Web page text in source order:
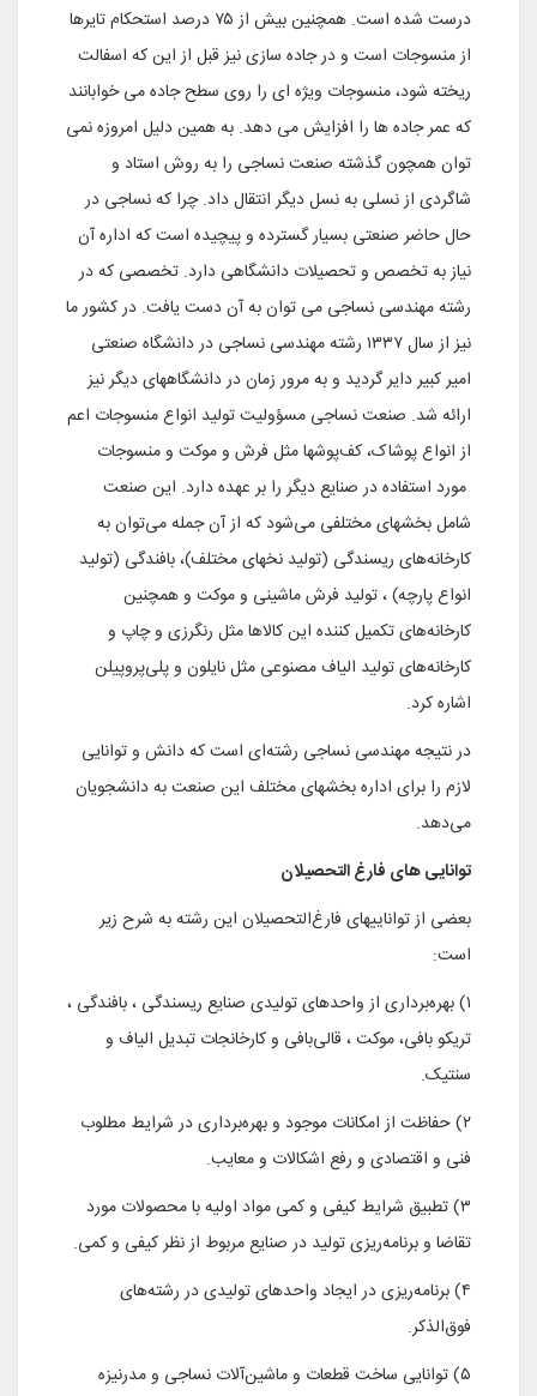
درست شده است. همچنین بیش از ۷۵ درصد استحکام تایرها
از منسوجات است و در جاده سازی نیز قبل از این که اسفالت
ریخته شود، منسوجات ویژه ای را روی سطح جاده می خوابانند
که عمر جاده ها را افزایش می دهد. به همین دلیل امروزه نمی
توان همچون گذشته صنعت نساجی را به روش استاد و
شاگردی از نسلی به نسل دیگر انتقال داد. چرا که نساجی در
حال حاضر صنعتی بسیار گسترده و پیچیده است که اداره آن
نیاز به تخصص و تحصیلات دانشگاهی دارد. تخصصی که در
رشته مهندسی نساجی می توان به آن دست یافت. در کشور ما
نیز از سال ۱۳۳۷ رشته مهندسی نساجی در دانشگاه صنعتی
امیر کبیر دایر گردید و به مرور زمان در دانشگاههای دیگر نیز
ارائه شد. صنعت نساجی مسؤولیت تولید انواع منسوجات اعم
از انواع پوشاک، کف‌پوشها مثل فرش و موکت و منسوجات
مورد استفاده در صنایع دیگر را بر عهده دارد. این صنعت
شامل بخشهای مختلفی می‌شود که از آن جمله می‌توان به
کارخانه‌های ریسندگی (تولید نخهای مختلف)، بافندگی (تولید
انواع پارچه) ، تولید فرش ماشینی و موکت و همچنین
کارخانه‌های تکمیل کننده این کالاها مثل رنگرزی و چاپ و
کارخانه‌های تولید الیاف مصنوعی مثل نایلون و پلی‌پروپیلن
اشاره کرد.
در نتیجه مهندسی نساجی رشته‌ای است که دانش و توانایی
لازم را برای اداره بخشهای مختلف این صنعت به دانشجویان
می‌دهد.
توانایی های فارغ التحصیلان
بعضی از تواناییهای فارغ‌التحصیلان این رشته به شرح زیر
است:
۱) بهره‌برداری از واحدهای تولیدی صنایع ریسندگی ، بافندگی ،
تریکو بافی، موکت ، قالی‌بافی و کارخانجات تبدیل الیاف و
سنتیک.
۲) حفاظت از امکانات موجود و بهره‌برداری در شرایط مطلوب
فنی و اقتصادی و رفع اشکالات و معایب.
۳) تطبیق شرایط کیفی و کمی مواد اولیه با محصولات مورد
تقاضا و برنامه‌ریزی تولید در صنایع مربوط از نظر کیفی و کمی.
۴) برنامه‌ریزی در ایجاد واحدهای تولیدی در رشته‌های
فوق‌الذکر.
۵) توانایی ساخت قطعات و ماشین‌آلات نساجی و مدرنیزه